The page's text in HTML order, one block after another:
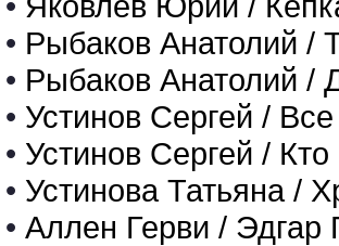
• Рыбаков Анатолий /
• Рыбаков Анатолий /
• Устинов Сергей /
• Устинов Сергей /
• Устинова Татьяна /
• Аллен Герви /